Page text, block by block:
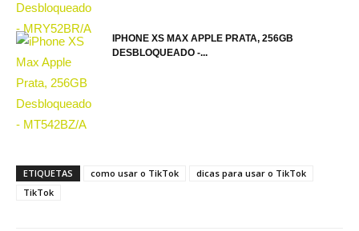
IPHONE XS MAX APPLE PRATA, 256GB
DESBLOQUEADO -...
ETIQUETAS como usar o TikTok
dicas para usar o TikTok
TikTok